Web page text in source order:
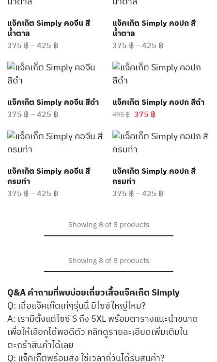
แจ็คเก็ต Simply คอจีน สี
น้ำตาล
375 ฿–425 ฿
แจ็คเก็ต Simply คอปก สี
น้ำตาล
375 ฿–425 ฿
แจ็คเก็ต Simply คอจีน สีดำ
375 ฿–425 ฿
แจ็คเก็ต Simply คอปก สีดำ
495฿ 375 ฿
แจ็คเก็ต Simply คอจีน สี
กรมท่า
375 ฿–425 ฿
แจ็คเก็ต Simply คอปก สี
กรมท่า
375 ฿–425 ฿
Showing8 of 8 products
Showing8 of 8 products
Q&A คำถามที่พบบ่อยเกี่ยวเสื้อแจ็คเก็ต Simply
Q: เสื้อแจ็คเก๊ตเท่ๆรุ่นนี้ มีไซซ์ใหญ่ไหม?
A: เรามีตั้งแต่ไซซ์ S ถึง 5XL พร้อมตารางแนะนำขนาด
เพื่อให้เลือกได้พอดีตัว คลิกดูรายละเอียดเพิ่มเติมใน
ตะกร้าสินค้าได้เลย
Q: แจ็คเก็ตพร้อมส่ง ใช้เวลากี่วันได้รับสินค้า?